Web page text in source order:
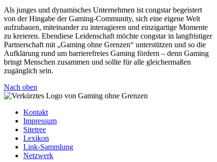
Als junges und dynamisches Unternehmen ist congstar begeistert
von der Hingabe der Gaming-Community, sich eine eigene Welt
aufzubauen, miteinander zu interagieren und einzigartige Momente
zu kreieren. Ebendiese Leidenschaft möchte congstar in langfristiger
Partnerschaft mit „Gaming ohne Grenzen“ unterstützen und so die
Aufklärung rund um barrierefreies Gaming fördern – denn Gaming
bringt Menschen zusammen und sollte für alle gleichermaßen
zugänglich sein.
Nach oben
Kontakt
Impressum
Sitetree
Lexikon
Link-Sammlung
Netzwerk